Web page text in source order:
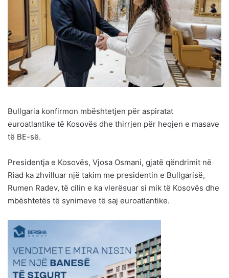
Bullgaria konfirmon mbështetjen për aspiratat
euroatlantike të Kosovës dhe thirrjen për heqjen e masave
të BE-së.
Presidentja e Kosovës, Vjosa Osmani, gjatë qëndrimit në
Riad ka zhvilluar një takim me presidentin e Bullgarisë,
Rumen Radev, të cilin e ka vlerësuar si mik të Kosovës dhe
mbështetës të synimeve të saj euroatlantike.